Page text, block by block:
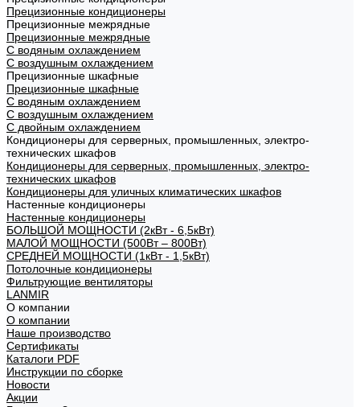
Прецизионные кондиционеры
Прецизионные межрядные
Прецизионные межрядные
С водяным охлаждением
С воздушным охлаждением
Прецизионные шкафные
Прецизионные шкафные
С водяным охлаждением
С воздушным охлаждением
С двойным охлаждением
Кондиционеры для серверных, промышленных, электро-
технических шкафов
Кондиционеры для серверных, промышленных, электро-
технических шкафов
Кондиционеры для уличных климатических шкафов
Настенные кондиционеры
Настенные кондиционеры
БОЛЬШОЙ МОЩНОСТИ (2кВт - 6,5кВт)
МАЛОЙ МОЩНОСТИ (500Вт – 800Вт)
СРЕДНЕЙ МОЩНОСТИ (1кВт - 1,5кВт)
Потолочные кондиционеры
Фильтрующие вентиляторы
LANMIR
О компании
О компании
Наше производство
Сертификаты
Каталоги PDF
Инструкции по сборке
Новости
Акции